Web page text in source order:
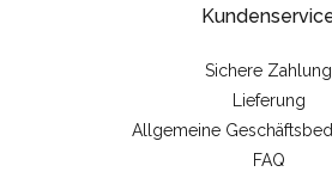
Sichere Zahlung
Lieferung
Allgemeine
FAQ